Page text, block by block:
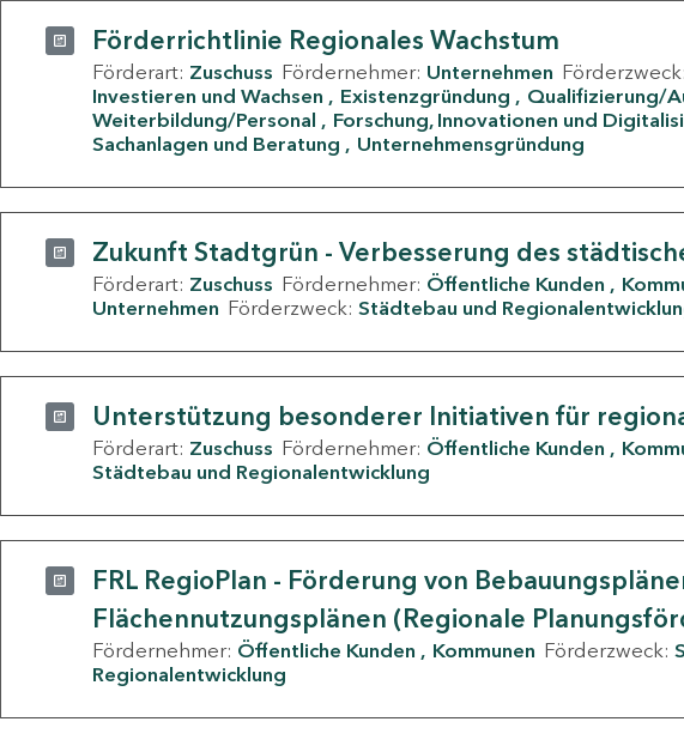
Förderrichtlinie Regionales Wachstum
Förderart: Zuschuss Fördernehmer: Unternehmen Förderzweck:
Investieren und Wachsen
Existenzgründung
Qualifizierung/
Weiterbildung/Personal
Forschung, Innovationen und
Sachanlagen und Beratung
Unternehmensgründung
Zukunft Stadtgrün - Verbesserung des
Förderart: Zuschuss Fördernehmer: Öffentliche Kunden
Unternehmen Förderzweck: Städtebau und
Unterstützung besonderer Initiativen für
Förderart: Zuschuss Fördernehmer: Öffentliche Kunden
Städtebau und Regionalentwicklung
FRL RegioPlan - Förderung von
Flächennutzungsplänen (Regionale
Fördernehmer: Öffentliche Kunden Kommunen Förderzweck:
Regionalentwicklung